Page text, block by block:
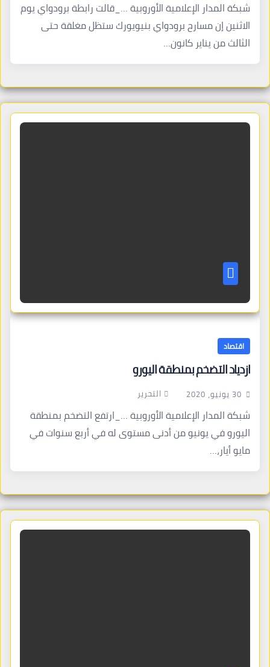
شبكة المدار الإعلامية الأوروبية …_قالت رابطة برودواي يوم
الاثنين إن مسارح برودواي بنيويورك ستظل مغلقة حتى
الثالث من يناير كانون…
اقتصاد
ازدياد التضخم بمنطقة اليورو
30 يونيو، 2020 التحرير
شبكة المدار الإعلامية الأوروبية …_ارتفع التضخم بمنطقة
اليورو في يونيو من أدنى مستوى له في أربع سنوات في
مايو أيار،…